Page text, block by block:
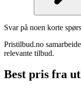
Svar på noen korte
Pristilbud.no
relevante tilbud.
Best pris fra